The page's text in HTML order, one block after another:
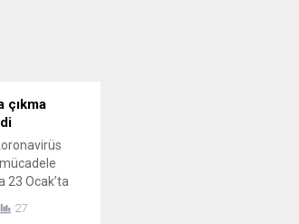
çıkma
23 Ocak’ta
çıkma
27